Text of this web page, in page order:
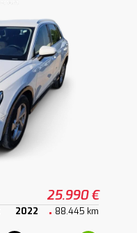
25.990 €
2022 88.445 km